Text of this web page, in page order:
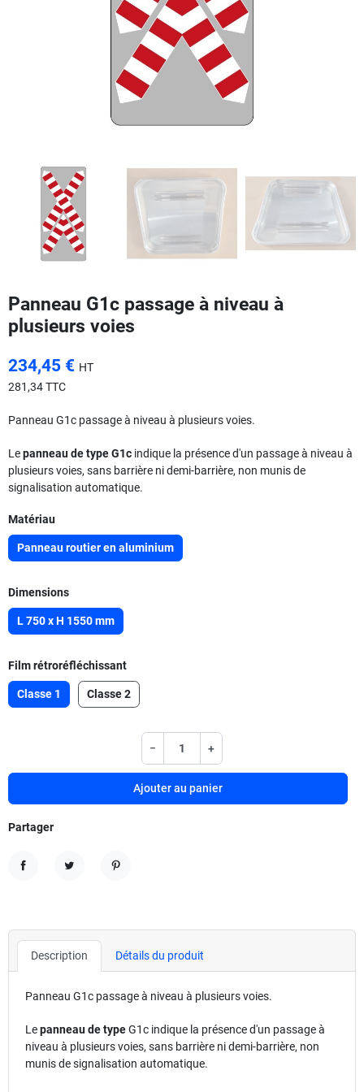
Panneau G1c passage à niveau à
plusieurs voies
234,45 € HT
281,34 TTC
Panneau G1c passage à niveau à plusieurs voies.
Lepanneau de type G1c indique la présence d'un passage à niveau à
plusieurs voies, sans barrière ni demi-barrière, non munis de
signalisation automatique.
Matériau
Panneau routier en aluminium
Dimensions
L 750 x H 1550 mm
Film rétroréfléchissant
Classe 1 Classe 2
− +
Ajouter au panier
Partager
Description Détails du produit
Panneau G1c passage à niveau à plusieurs voies.
Lepanneau de typeG1c indique la présence d'un passage à
niveau à plusieurs voies, sans barrière ni demi-barrière, non
munis de signalisation automatique.